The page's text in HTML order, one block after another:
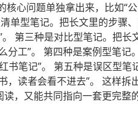
心问题单独拿出来，比如“
单型笔记。把长文里的步骤
第三种是对比型笔记。把长
分工”。 第四种是案例型笔记
书笔记”。 第五种是误区型
读者会看不进去”。 这样拆
，又能共同指向一套更完整